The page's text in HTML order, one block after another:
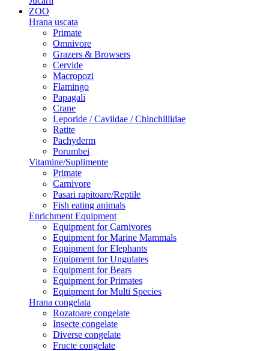
ZOO
Hrana uscata
Primate
Omnivore
Grazers & Browsers
Cervide
Macropozi
Flamingo
Papagali
Crane
Leporide / Caviidae / Chinchillidae
Ratite
Pachyderm
Porumbei
Vitamine/Suplimente
Primate
Carnivore
Pasari rapitoare/Reptile
Fish eating animals
Enrichment Equipment
Equipment for Carnivores
Equipment for Marine Mammals
Equipment for Elephants
Equipment for Ungulates
Equipment for Bears
Equipment for Primates
Equipment for Multi Species
Hrana congelata
Rozatoare congelate
Insecte congelate
Diverse congelate
Fructe congelate